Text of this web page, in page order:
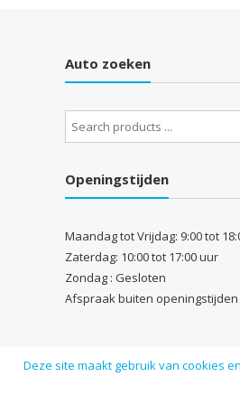
Auto zoeken
Search
for:
Openingstijden
Maandag tot Vrijdag: 9:00 tot
Zaterdag: 10:00 tot 17:00 uur
Zondag : Gesloten
Afspraak buiten openingstijden
Deze site maakt gebruik van cookies